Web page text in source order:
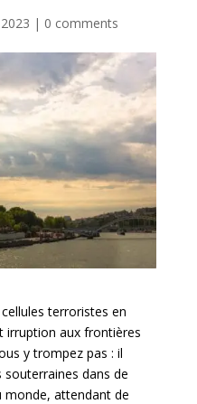
| 0 comments
terroristes en
irruption aux frontières
y trompez pas : il
dans de
monde, attendant de